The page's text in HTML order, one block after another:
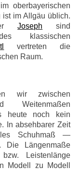
oberbayerischen
ist im Allgäu üblich.
Joseph sind
klassischen
vertreten die
Raum.
wir zwischen
Weitenmaßen
heute noch kein
In absehbarer Zeit
Schuhmaß —
Die Längenmaße
Leistenlänge
Modell zu Modell